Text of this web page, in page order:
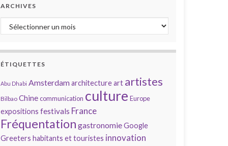
ARCHIVES
Archives
ÉTIQUETTES
Abu Dhabi Amsterdamarchitectureart artistes
Bilbao Chinecommunication culture Europe
expositions festivals France
Fréquentation gastronomieGoogle
Greeters habitants et touristes innovation